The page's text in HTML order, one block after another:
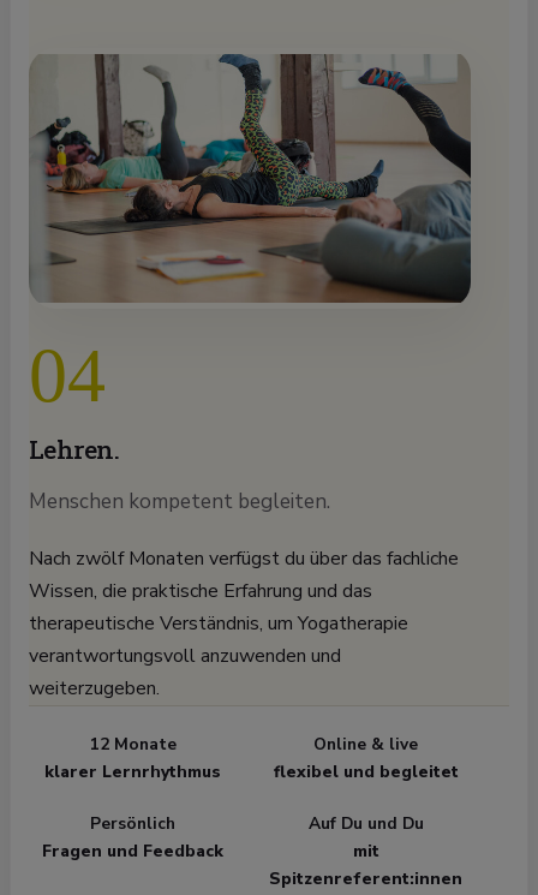
04
Lehren.
Menschen kompetent begleiten.
Nach zwölf Monaten verfügst du über das fachliche
Wissen, die praktische Erfahrung und das
therapeutische Verständnis, um Yogatherapie
verantwortungsvoll anzuwenden und
weiterzugeben.
12 Monate
klarer Lernrhythmus
Online & live
flexibel und begleitet
Persönlich
Fragen und Feedback
Auf Du und Du
mit
Spitzenreferent:innen